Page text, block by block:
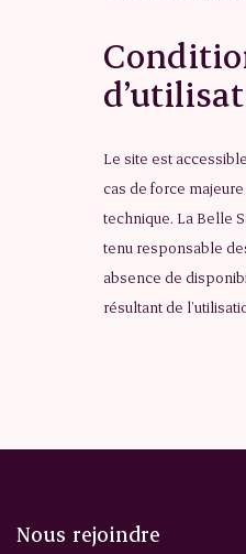
Le site est
cas de force
technique. La Belle
tenu responsable
absence de
résultant de
Nous rejoindre